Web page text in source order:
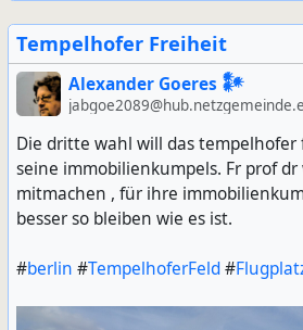
Tempelhofer Freiheit
Alexander Goeres 𒀯
Die dritte wahl will das
seine immobilienkumpels. Fr prof
mitmachen , für ihre
besser so bleiben wie es ist.
#berlin #TempelhoferFeld#